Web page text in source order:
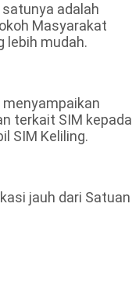
adalah
Masyarakat
lebih mudah.
terkait SIM kepada
SIM Keliling.
jauh dari Satuan